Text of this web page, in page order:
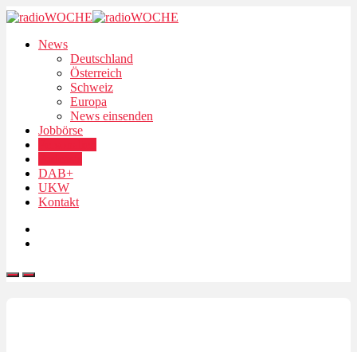
News
Deutschland
Österreich
Schweiz
Europa
News einsenden
Jobbörse
DAB+
UKW
Kontakt